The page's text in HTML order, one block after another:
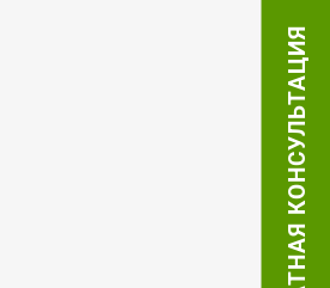
БЕСПЛАТНАЯ КОНСУЛЬТАЦИЯ